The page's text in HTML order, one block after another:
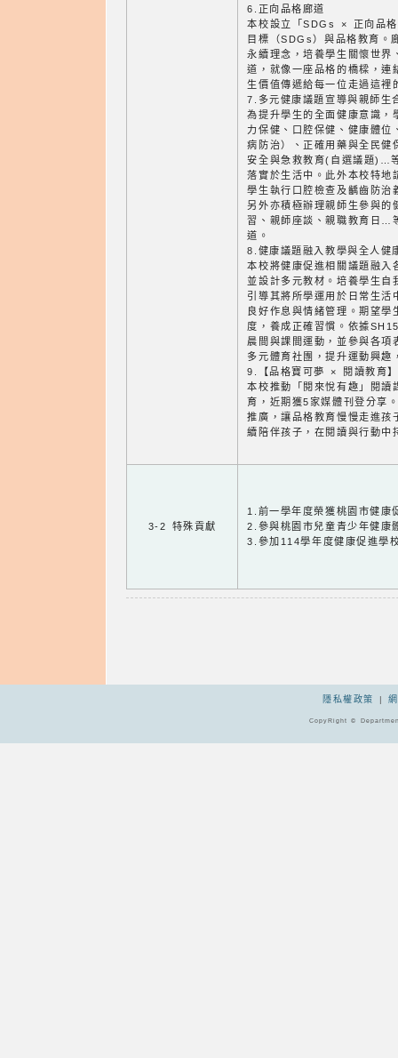
6.正向品格廊道
本校設立「SDGs × 正向品
目標（SDGs）與品格教育。
永續理念，培養學生關懷世界
道，就像一座品格的橋樑，連
生價值傳遞給每一位走過這裡
7.多元健康議題宣導與親師生
為提升學生的全面健康意識，
力保健、口腔保健、健康體位
病防治）、正確用藥與全民健
安全與急救教育(自選議題)…
落實於生活中。此外本校特地
學生執行口腔檢查及齲齒防治
另外亦積極辦理親師生參與的
習、親師座談、親職教育日…
道。
8.健康議題融入教學與全人健
本校將健康促進相關議題融入
並設計多元教材。培養學生自
引導其將所學運用於日常生活
良好作息與情緒管理。期望
度，養成正確習慣。依據
晨間與課間運動，並參與各
多元體育社團，提升運動興趣
9.【品格寶可夢 × 閱讀教育
本校推動「閱來悅有趣」閱讀
育，近期獲5家媒體刊登分享
推廣，讓品格教育慢慢走進孩
續陪伴孩子，在閱讀與行動中
3-2 特殊貢獻
1.前一學年度榮獲桃園市健康
2.參與桃園市兒童青少年健康
3.參加114學年度健康促進學
隱私權政策 |
CopyRight ©